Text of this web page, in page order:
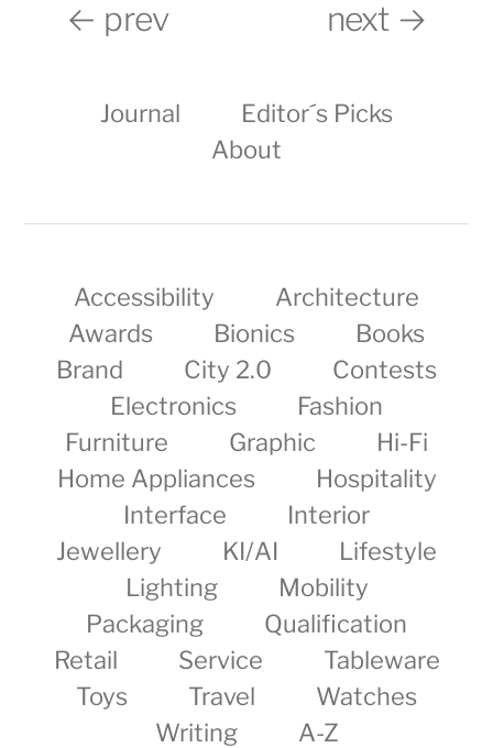
← prev next →
Journal
Editor´s Picks
About
Accessibility
Architecture
Awards
Bionics
Books
Brand
City 2.0
Contests
Electronics
Fashion
Furniture
Graphic
Hi-Fi
Home Appliances
Hospitality
Interface
Interior
Jewellery
KI/AI
Lifestyle
Lighting
Mobility
Packaging
Qualification
Retail
Service
Tableware
Toys
Travel
Watches
Writing
A-Z